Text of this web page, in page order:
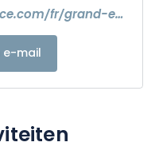
https://www.gites-de-france.com/fr/grand-est/meurthe-et-moselle/la-chapelle-de-revemont-h54g023784
e-mail